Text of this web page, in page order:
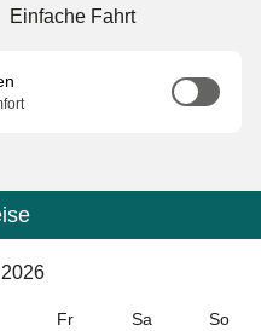
Einfache Fahrt
Fr Sa So